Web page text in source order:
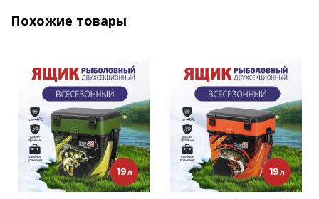
Похожие товары